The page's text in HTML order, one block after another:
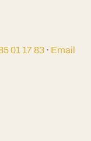
01 17 83· Email